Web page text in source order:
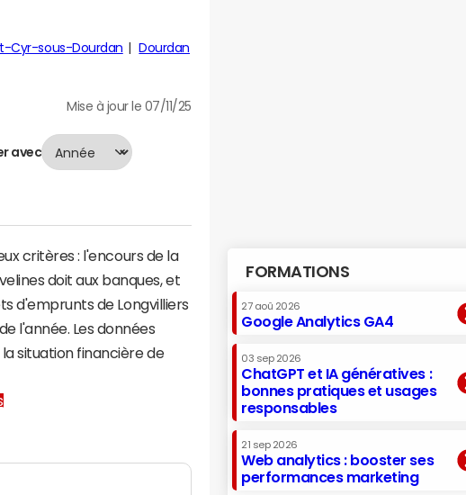
Cyr-sous-Dourdan
Dourdan
Mise à jour le 07/11/25
avec
critères : l'encours de la
doit aux banques, et
d'emprunts de Longvilliers
l'année. Les données
situation financière de
FORMATIONS
27 aoû 2026
Google Analytics GA4
03 sep 2026
ChatGPT et IA génératives :
bonnes pratiques et usages
responsables
21 sep 2026
Web analytics : booster ses
performances marketing